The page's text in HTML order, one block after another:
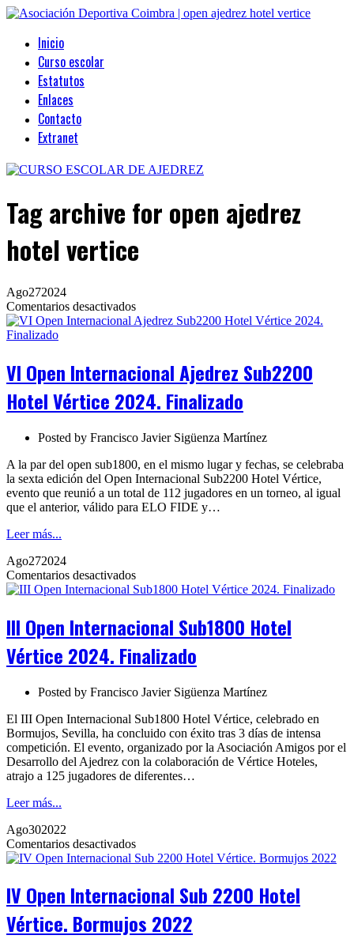
Inicio
Curso escolar
Estatutos
Enlaces
Contacto
Extranet
Tag archive for open ajedrez
hotel vertice
Ago272024
Comentarios desactivadosen
VI
Sub2200
Vértice
Finalizado
VI Open Internacional Ajedrez Sub2200
Hotel Vértice 2024. Finalizado
Posted by Francisco Javier Sigüenza Martínez
A la par del open sub1800, en el mismo lugar y fechas, se celebraba
la sexta edición del Open Internacional Sub2200 Hotel Vértice,
evento que reunió a un total de 112 jugadores en un torneo, al igual
que el anterior, válido para ELO FIDE y…
Leer más...
Ago272024
Comentarios desactivadosen
III
Sub1800
Vértice
Finalizado
III Open Internacional Sub1800 Hotel
Vértice 2024. Finalizado
Posted by Francisco Javier Sigüenza Martínez
El III Open Internacional Sub1800 Hotel Vértice, celebrado en
Bormujos, Sevilla, ha concluido con éxito tras 3 días de intensa
competición. El evento, organizado por la Asociación Amigos por el
Desarrollo del Ajedrez con la colaboración de Vértice Hoteles,
atrajo a 125 jugadores de diferentes…
Leer más...
Ago302022
Comentarios desactivadosen
IV
Internacional
Sub
2200
Hotel
IV Open Internacional Sub 2200 Hotel
Vértice. Bormujos 2022